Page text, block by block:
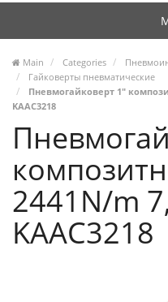
Main Categories
Гайковерты пневматические
Пневмогайковерт 1"
KAAC3218
2441N/m
KAAC3218